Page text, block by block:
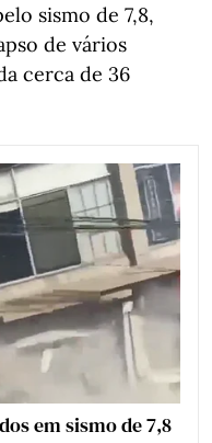
sismo de 7,8,
de vários
cerca de 36
em sismo de 7,8